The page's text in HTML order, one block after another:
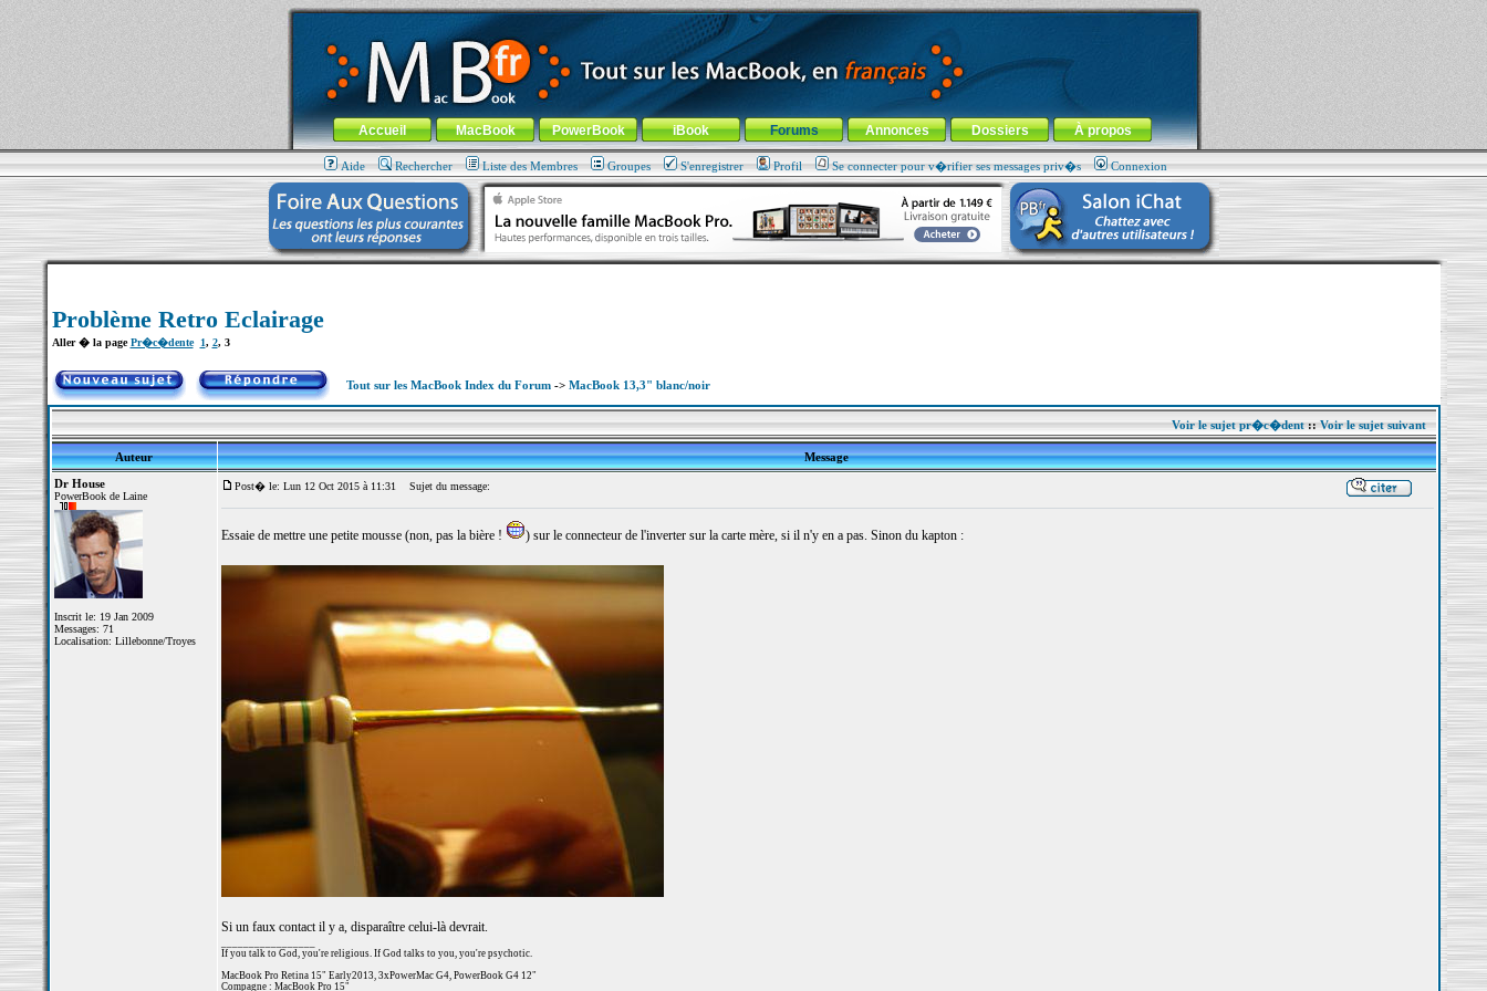
MacBook-fr.com : 100% Apple... 100% nomade !
Aller au contenu-Aller au menu général-Aller au menu de la rubrique
Menu général
Accueil MacBook PowerBook iBook Forums Annonces Dossiers À propos
Aide Rechercher Liste des Membres Groupes S'enregistrer Profil Se connecter pour v�rifier ses messages priv�s Connexion
Problème Retro Eclairage
Aller � la pagePr�c�dente 1, 2, 3
Tout sur les MacBook Index du Forum-> MacBook 13,3" blanc/noir
Voir le sujet pr�c�dent::Voir le sujet suivant
Auteur
Message
Dr House
PowerBook de Laine
Inscrit le: 19 Jan 2009
Messages: 71
Localisation: Lillebonne/Troyes
Post� le: Lun 12 Oct 2015 à 11:31 Sujet du message:
Essaie de mettre une petite mousse (non, pas la bière ! ) sur le connecteur de l'inverter sur la carte mère, si il n'y en a pas. Sinon du kapton :
Si un faux contact il y a, disparaître celui-là devrait.
If you talk to God, you're religious. If God talks to you, you're psychotic.
MacBook Pro Retina 15" Early2013, 3xPowerMac G4, PowerBook G4 12"
Compagne : MacBook Pro 15"